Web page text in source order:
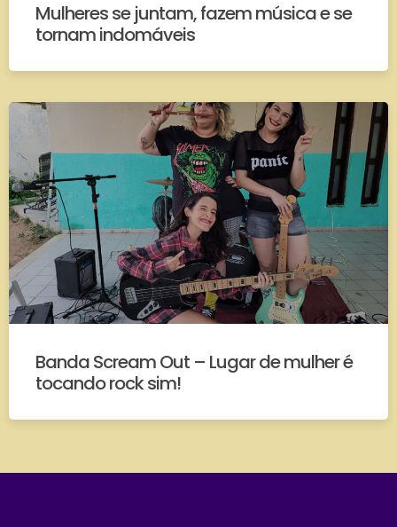
Mulheres se juntam, fazem música e se
tornam indomáveis
Banda Scream Out – Lugar de mulher é
tocando rock sim!